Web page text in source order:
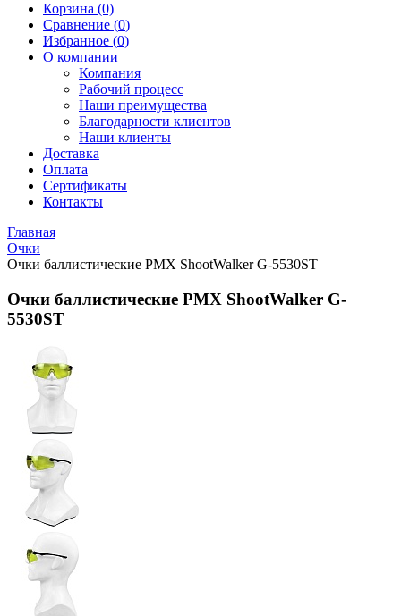
Корзина (0)
Сравнение (0)
Избранное (0)
О компании
Компания
Рабочий процесс
Наши преимущества
Благодарности клиентов
Наши клиенты
Доставка
Оплата
Сертификаты
Контакты
Главная
Очки
Очки баллистические PMX ShootWalker G-5530ST
Очки баллистические PMX ShootWalker G-
5530ST